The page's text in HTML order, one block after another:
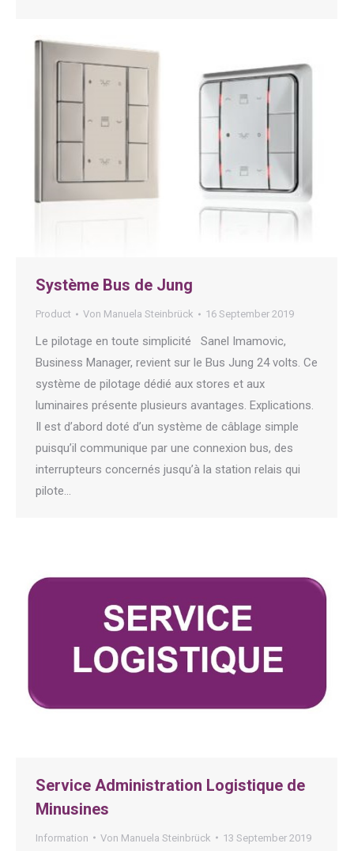
Système Bus de Jung
Product Von Manuela Steinbrück 16 September 2019
Le pilotage en toute simplicité Sanel Imamovic,
Business Manager, revient sur le Bus Jung 24 volts. Ce
système de pilotage dédié aux stores et aux
luminaires présente plusieurs avantages. Explications.
Il est d’abord doté d’un système de câblage simple
puisqu’il communique par une connexion bus, des
interrupteurs concernés jusqu’à la station relais qui
pilote…
Service Administration Logistique de
Minusines
Information Von Manuela Steinbrück 13 September 2019